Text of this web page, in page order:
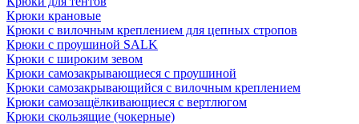
Крюки крановые
Крюки с вилочным креплением для цепных стропов
Крюки с проушиной SALK
Крюки с широким зевом
Крюки самозакрывающиеся с проушиной
Крюки самозакрывающийся с вилочным креплением
Крюки самозащёлкивающиеся с вертлюгом
Крюки скользящие (чокерные)